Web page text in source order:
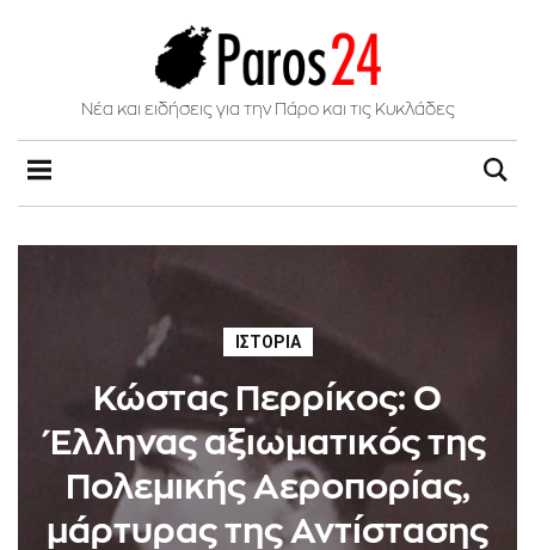
Νέα και ειδήσεις για την Πάρο και τις Κυκλάδες
ΙΣΤΟΡΊΑ
Κώστας Περρίκος: Ο
Έλληνας αξιωματικός της
Πολεμικής Αεροπορίας,
μάρτυρας της Αντίστασης